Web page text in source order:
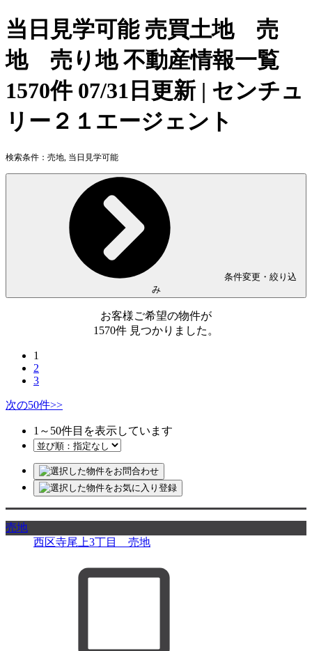
当日見学可能 売買土地 売
地 売り地 不動産情報一覧
1570件 07/31日更新 | センチュ
リー２１エージェント
検索条件： 売地, 当日見学可能
条件変更・絞り込
み
お客様ご希望の物件が
1570件 見つかりました。
1
2
3
次の50件>>
1 ～ 50件目を表示しています
売地
西区寺尾上3丁目 売地